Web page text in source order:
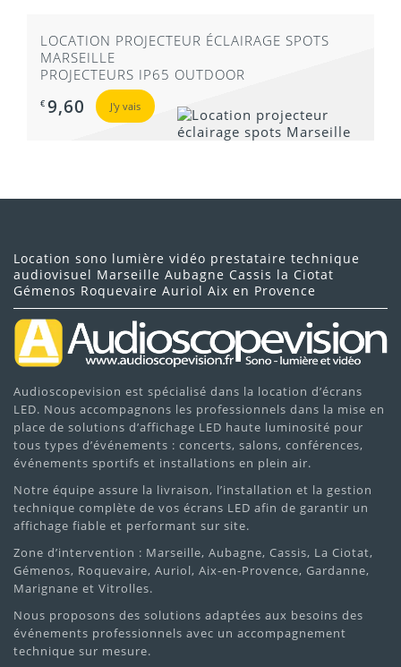
LOCATION PROJECTEUR ÉCLAIRAGE SPOTS
MARSEILLE
PROJECTEURS IP65 OUTDOOR
€ 9,60 J'y vais
Location sono lumière vidéo prestataire technique
audiovisuel Marseille Aubagne Cassis la Ciotat
Gémenos Roquevaire Auriol Aix en Provence
Audioscopevision est spécialisé dans la location d’écrans
LED. Nous accompagnons les professionnels dans la mise en
place de solutions d’affichage LED haute luminosité pour
tous types d’événements : concerts, salons, conférences,
événements sportifs et installations en plein air.
Notre équipe assure la livraison, l’installation et la gestion
technique complète de vos écrans LED afin de garantir un
affichage fiable et performant sur site.
Zone d’intervention : Marseille, Aubagne, Cassis, La Ciotat,
Gémenos, Roquevaire, Auriol, Aix-en-Provence, Gardanne,
Marignane et Vitrolles.
Nous proposons des solutions adaptées aux besoins des
événements professionnels avec un accompagnement
technique sur mesure.